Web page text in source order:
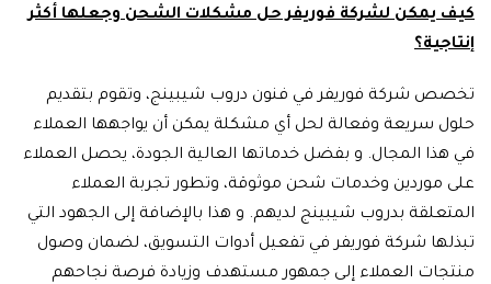
كيف يمكن لشركة فوريفر حل مشكلات الشحن وجعلها أكثر
إنتاجية؟
تخصص شركة فوريفر في فنون دروب شيبينج، وتقوم بتقديم
حلول سريعة وفعالة لحل أي مشكلة يمكن أن يواجهها العملاء
في هذا المجال. و بفضل خدماتها العالية الجودة، يحصل العملاء
على موردين وخدمات شحن موثوقة، وتطور تجربة العملاء
المتعلقة بدروب شيبينج لديهم. و هذا بالإضافة إلى الجهود التي
تبذلها شركة فوريفر في تفعيل أدوات التسويق، لضمان وصول
منتجات العملاء إلى جمهور مستهدف وزيادة فرصة نجاحهم